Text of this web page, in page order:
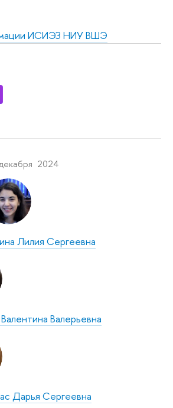
ИСИЭЗ НИУ ВШЭ
2024
Лилия Сергеевна
Валерьевна
Дарья Сергеевна